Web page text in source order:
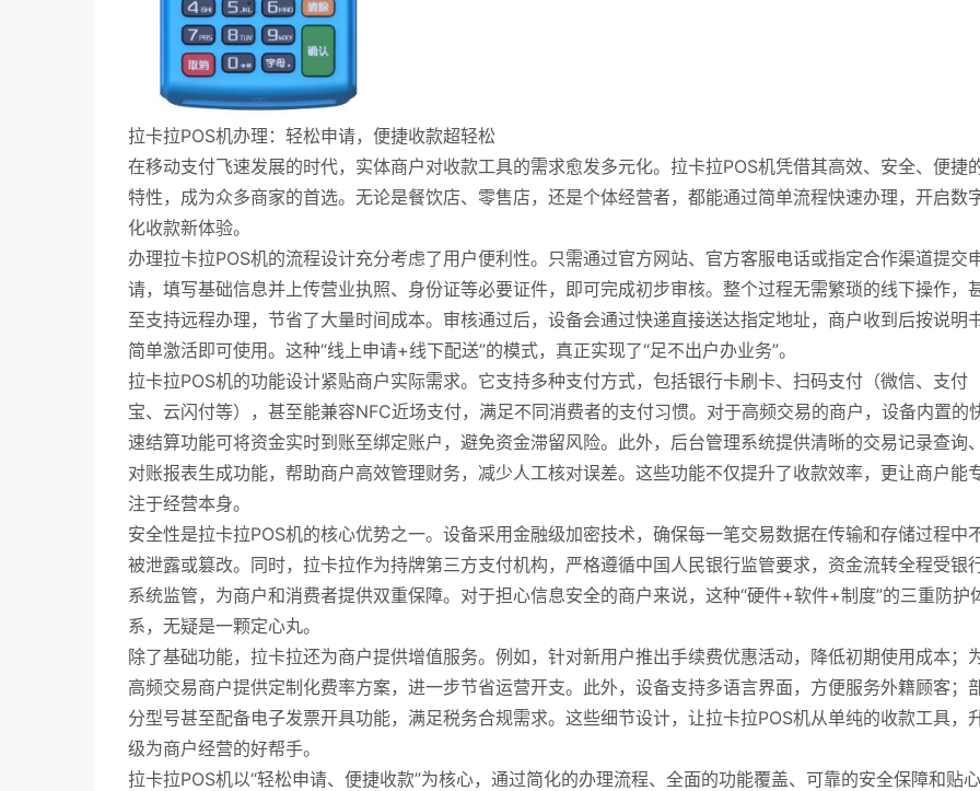
拉卡拉POS机办理：轻松申请，便捷收款超轻松
在移动支付飞速发展的时代，实体商户对收款工具的需求愈发多元化。拉卡拉POS机凭借其高效、安全、便捷
特性，成为众多商家的首选。无论是餐饮店、零售店，还是个体经营者，都能通过简单流程快速办理，开启数
化收款新体验。
办理拉卡拉POS机的流程设计充分考虑了用户便利性。只需通过官方网站、官方客服电话或指定合作渠道提交
请，填写基础信息并上传营业执照、身份证等必要证件，即可完成初步审核。整个过程无需繁琐的线下操作，
至支持远程办理，节省了大量时间成本。审核通过后，设备会通过快递直接送达指定地址，商户收到后按说明
简单激活即可使用。这种“线上申请+线下配送”的模式，真正实现了“足不出户办业务”。
拉卡拉POS机的功能设计紧贴商户实际需求。它支持多种支付方式，包括银行卡刷卡、扫码支付（微信、支付
宝、云闪付等），甚至能兼容NFC近场支付，满足不同消费者的支付习惯。对于高频交易的商户，设备内置的
速结算功能可将资金实时到账至绑定账户，避免资金滞留风险。此外，后台管理系统提供清晰的交易记录查询、
对账报表生成功能，帮助商户高效管理财务，减少人工核对误差。这些功能不仅提升了收款效率，更让商户能
注于经营本身。
安全性是拉卡拉POS机的核心优势之一。设备采用金融级加密技术，确保每一笔交易数据在传输和存储过程中
被泄露或篡改。同时，拉卡拉作为持牌第三方支付机构，严格遵循中国人民银行监管要求，资金流转全程受银
系统监管，为商户和消费者提供双重保障。对于担心信息安全的商户来说，这种“硬件+软件+制度”的三重防护
系，无疑是一颗定心丸。
除了基础功能，拉卡拉还为商户提供增值服务。例如，针对新用户推出手续费优惠活动，降低初期使用成本；
高频交易商户提供定制化费率方案，进一步节省运营开支。此外，设备支持多语言界面，方便服务外籍顾客；
分型号甚至配备电子发票开具功能，满足税务合规需求。这些细节设计，让拉卡拉POS机从单纯的收款工具，
级为商户经营的好帮手。
拉卡拉POS机以“轻松申请、便捷收款”为核心，通过简化的办理流程、全面的功能覆盖、可靠的安全保障和贴